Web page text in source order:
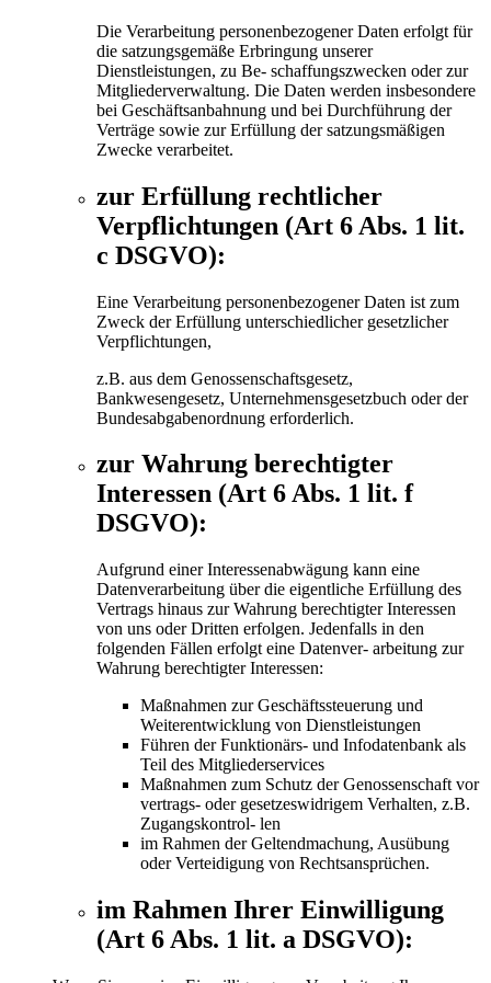
Die Verarbeitung personenbezogener Daten erfolgt für
die satzungsgemäße Erbringung unserer
Dienstleistungen, zu Be- schaffungszwecken oder zur
Mitgliederverwaltung. Die Daten werden insbesondere
bei Geschäftsanbahnung und bei Durchführung der
Verträge sowie zur Erfüllung der satzungsmäßigen
Zwecke verarbeitet.
zur Erfüllung rechtlicher
Verpflichtungen (Art 6 Abs. 1 lit.
c DSGVO):
Eine Verarbeitung personenbezogener Daten ist zum
Zweck der Erfüllung unterschiedlicher gesetzlicher
Verpflichtungen,
z.B. aus dem Genossenschaftsgesetz,
Bankwesengesetz, Unternehmensgesetzbuch oder der
Bundesabgabenordnung erforderlich.
zur Wahrung berechtigter
Interessen (Art 6 Abs. 1 lit. f
DSGVO):
Aufgrund einer Interessenabwägung kann eine
Datenverarbeitung über die eigentliche Erfüllung des
Vertrags hinaus zur Wahrung berechtigter Interessen
von uns oder Dritten erfolgen. Jedenfalls in den
folgenden Fällen erfolgt eine Datenver- arbeitung zur
Wahrung berechtigter Interessen:
Maßnahmen zur Geschäftssteuerung und
Weiterentwicklung von Dienstleistungen
Führen der Funktionärs- und Infodatenbank als
Teil des Mitgliederservices
Maßnahmen zum Schutz der Genossenschaft vor
vertrags- oder gesetzeswidrigem Verhalten, z.B.
Zugangskontrol- len
im Rahmen der Geltendmachung, Ausübung
oder Verteidigung von Rechtsansprüchen.
im Rahmen Ihrer Einwilligung
(Art 6 Abs. 1 lit. a DSGVO):